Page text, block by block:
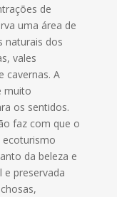
de
uma área de
naturais dos
vales
cavernas. A
muito
os sentidos.
faz com que o
ecoturismo
da beleza e
e preservada